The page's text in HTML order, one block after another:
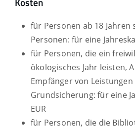
für Personen ab 18 Jahren
Personen: für eine
für Personen, die ein
ökologisches Jahr leisten,
Empfänger von
Grundsicherung: für eine
EUR
für Personen, die die